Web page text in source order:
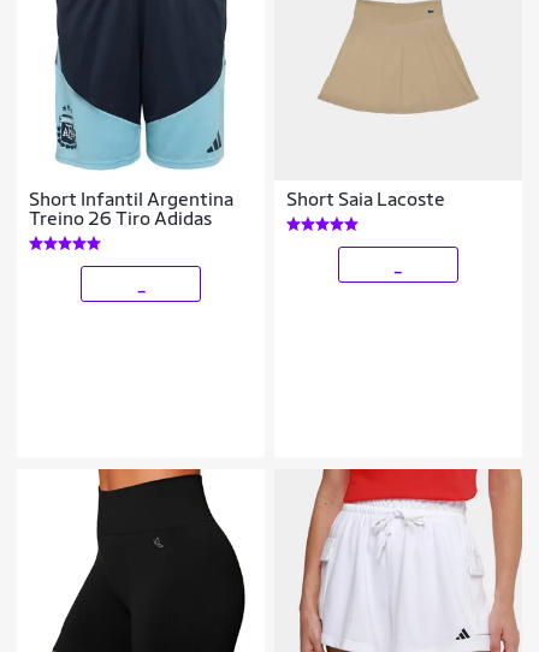
Short Infantil Argentina
Treino 26 Tiro Adidas
Short Saia Lacoste